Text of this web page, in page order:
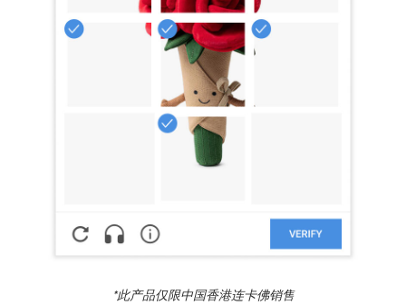
*此产品仅限中国香港连卡佛销售